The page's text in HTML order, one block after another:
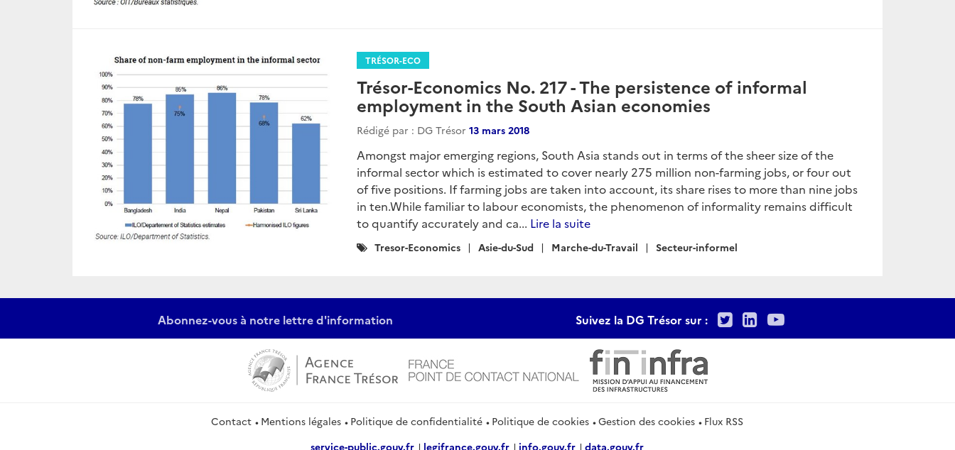
TRÉSOR-ECO
Trésor-Economics No. 217 - The persistence of informal
employment in the South Asian economies
Rédigé par : DG Trésor 13 mars 2018
Amongst major emerging regions, South Asia stands out in terms of the sheer size of the
informal sector which is estimated to cover nearly 275 million non-farming jobs, or four out
of five positions. If farming jobs are taken into account, its share rises to more than nine jobs
in ten.While familiar to labour economists, the phenomenon of informality remains difficult
to quantify accurately and ca... Lire la suite
Catégories
Tresor-Economics Asie-du-Sud Marche-du-Travail Secteur-informel
Abonnez-vous à notre lettre d'information Suivez la DG Trésor sur : TwitterLinkedIn
Youtube
Contact Mentions légales Politique de confidentialité Politique de cookies Gestion des cookies
Flux RSS
service-public.gouv.fr
legifrance.gouv.fr info.gouv.fr data.gouv.fr